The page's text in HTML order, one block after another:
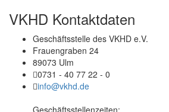
VKHD Kontaktdaten
Geschäftsstelle des VKHD e.V.
Frauengraben 24
89073 Ulm
0731 - 40 77 22 - 0
info@vkhd.de
Geschäftsstellenzeiten: